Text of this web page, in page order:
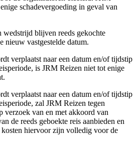
schadevergoeding in geval van
wedstrijd blijven reeds gekochte
nieuw vastgestelde datum.
verplaatst naar een datum en/of tijdstip
is JRM Reizen niet tot enige
verplaatst naar een datum en/of tijdstip
zal JRM Reizen tegen
verzoek van en met akkoord van
de reeds geboekte reis aanbieden en
hiervoor zijn volledig voor de